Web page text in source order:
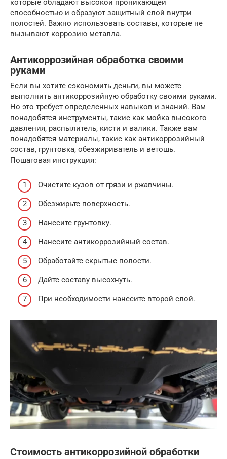
которые обладают высокой проникающей
способностью и образуют защитный слой внутри
полостей. Важно использовать составы, которые не
вызывают коррозию металла.
Антикоррозийная обработка своими
руками
Если вы хотите сэкономить деньги, вы можете
выполнить антикоррозийную обработку своими руками.
Но это требует определенных навыков и знаний. Вам
понадобятся инструменты, такие как мойка высокого
давления, распылитель, кисти и валики. Также вам
понадобятся материалы, такие как антикоррозийный
состав, грунтовка, обезжириватель и ветошь.
Пошаговая инструкция:
Очистите кузов от грязи и ржавчины.
Обезжирьте поверхность.
Нанесите грунтовку.
Нанесите антикоррозийный состав.
Обработайте скрытые полости.
Дайте составу высохнуть.
При необходимости нанесите второй слой.
Стоимость антикоррозийной обработки